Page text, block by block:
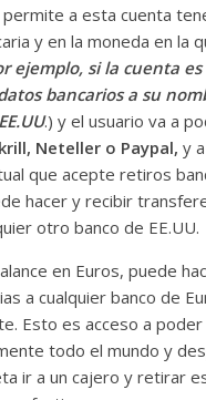
a esta cuenta
y en la moneda en la
ejemplo, si la cuenta
bancarios a su
.) y el usuario va a
Neteller o Paypal, y
que acepte retiros
hacer y recibir
otro banco de EE.UU.
en Euros, puede
a cualquier banco de
Esto es acceso a
todo el mundo y
ir a un cajero y retirar